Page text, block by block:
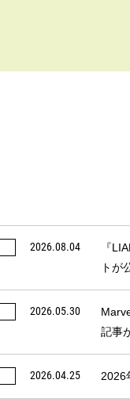
2026.08.04
『
トが
2026.05.30
記事
2026.04.25 2026